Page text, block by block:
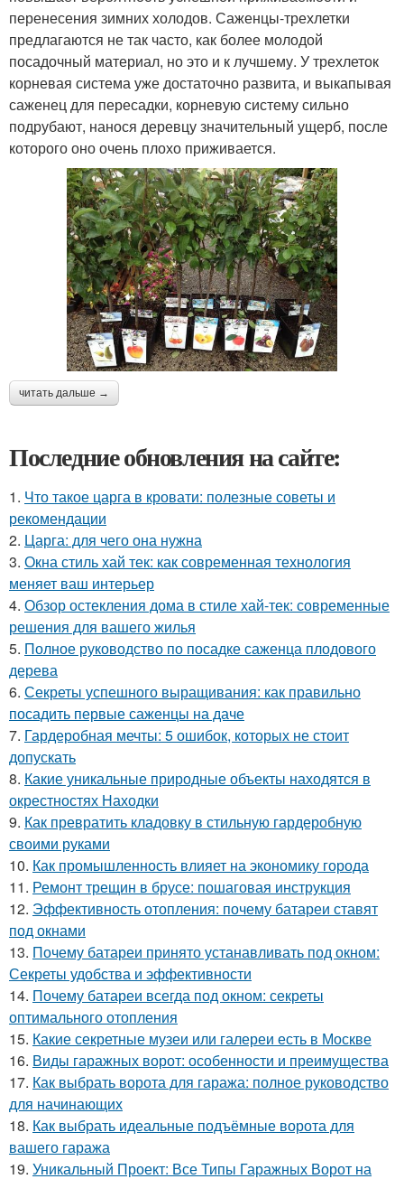
перенесения зимних холодов. Саженцы-трехлетки
предлагаются не так часто, как более молодой
посадочный материал, но это и к лучшему. У трехлеток
корневая система уже достаточно развита, и выкапывая
саженец для пересадки, корневую систему сильно
подрубают, нанося деревцу значительный ущерб, после
которого оно очень плохо приживается.
читать дальше →
Последние обновления на сайте:
1. Что такое царга в кровати: полезные советы и
рекомендации
2. Царга: для чего она нужна
3. Окна стиль хай тек: как современная технология
меняет ваш интерьер
4. Обзор остекления дома в стиле хай-тек: современные
решения для вашего жилья
5. Полное руководство по посадке саженца плодового
дерева
6. Секреты успешного выращивания: как правильно
посадить первые саженцы на даче
7. Гардеробная мечты: 5 ошибок, которых не стоит
допускать
8. Какие уникальные природные объекты находятся в
окрестностях Находки
9. Как превратить кладовку в стильную гардеробную
своими руками
10. Как промышленность влияет на экономику города
11. Ремонт трещин в брусе: пошаговая инструкция
12. Эффективность отопления: почему батареи ставят
под окнами
13. Почему батареи принято устанавливать под окном:
Секреты удобства и эффективности
14. Почему батареи всегда под окном: секреты
оптимального отопления
15. Какие секретные музеи или галереи есть в Москве
16. Виды гаражных ворот: особенности и преимущества
17. Как выбрать ворота для гаража: полное руководство
для начинающих
18. Как выбрать идеальные подъёмные ворота для
вашего гаража
19. Уникальный Проект: Все Типы Гаражных Ворот на